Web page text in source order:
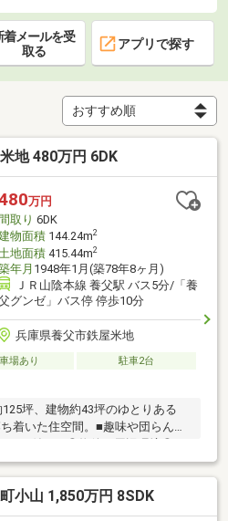
着メールを受
取る
アプリで探す
地 480万円 6DK
万円
間取り 6DK
物面積144.24m2
土地面積415.44m2
年月 1948年1月(築78年8ヶ月)
ＪＲ山陰本線 養父駅 バス5分/「養
グンゼ」バス停 停歩10分
兵庫県養父市鉄屋米地
場あり
駐車2台
坪、建物約43坪のゆとりある
着いた住空間。■趣味や団らん、
分■養父市立養父中学校：自転車
：車約9分◆ホームライフ不動産◆
さい♪メールやお電話でも各種ご
探し』『ご売却』『リフォーム』
小山 1,850万円 8SDK